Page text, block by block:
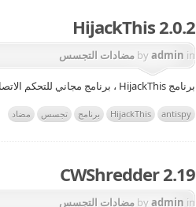
HijackThis 2.0.2
byadmin in مضادات التجسس
برنامج HijackThis ، برنامج مجاني للتحكم الاتصال بالاجهزة البعيده عن بعد .
antispy
HijackThis برنامج تجسس مضاد
CWShredder 2.19
byadmin in مضادات التجسس